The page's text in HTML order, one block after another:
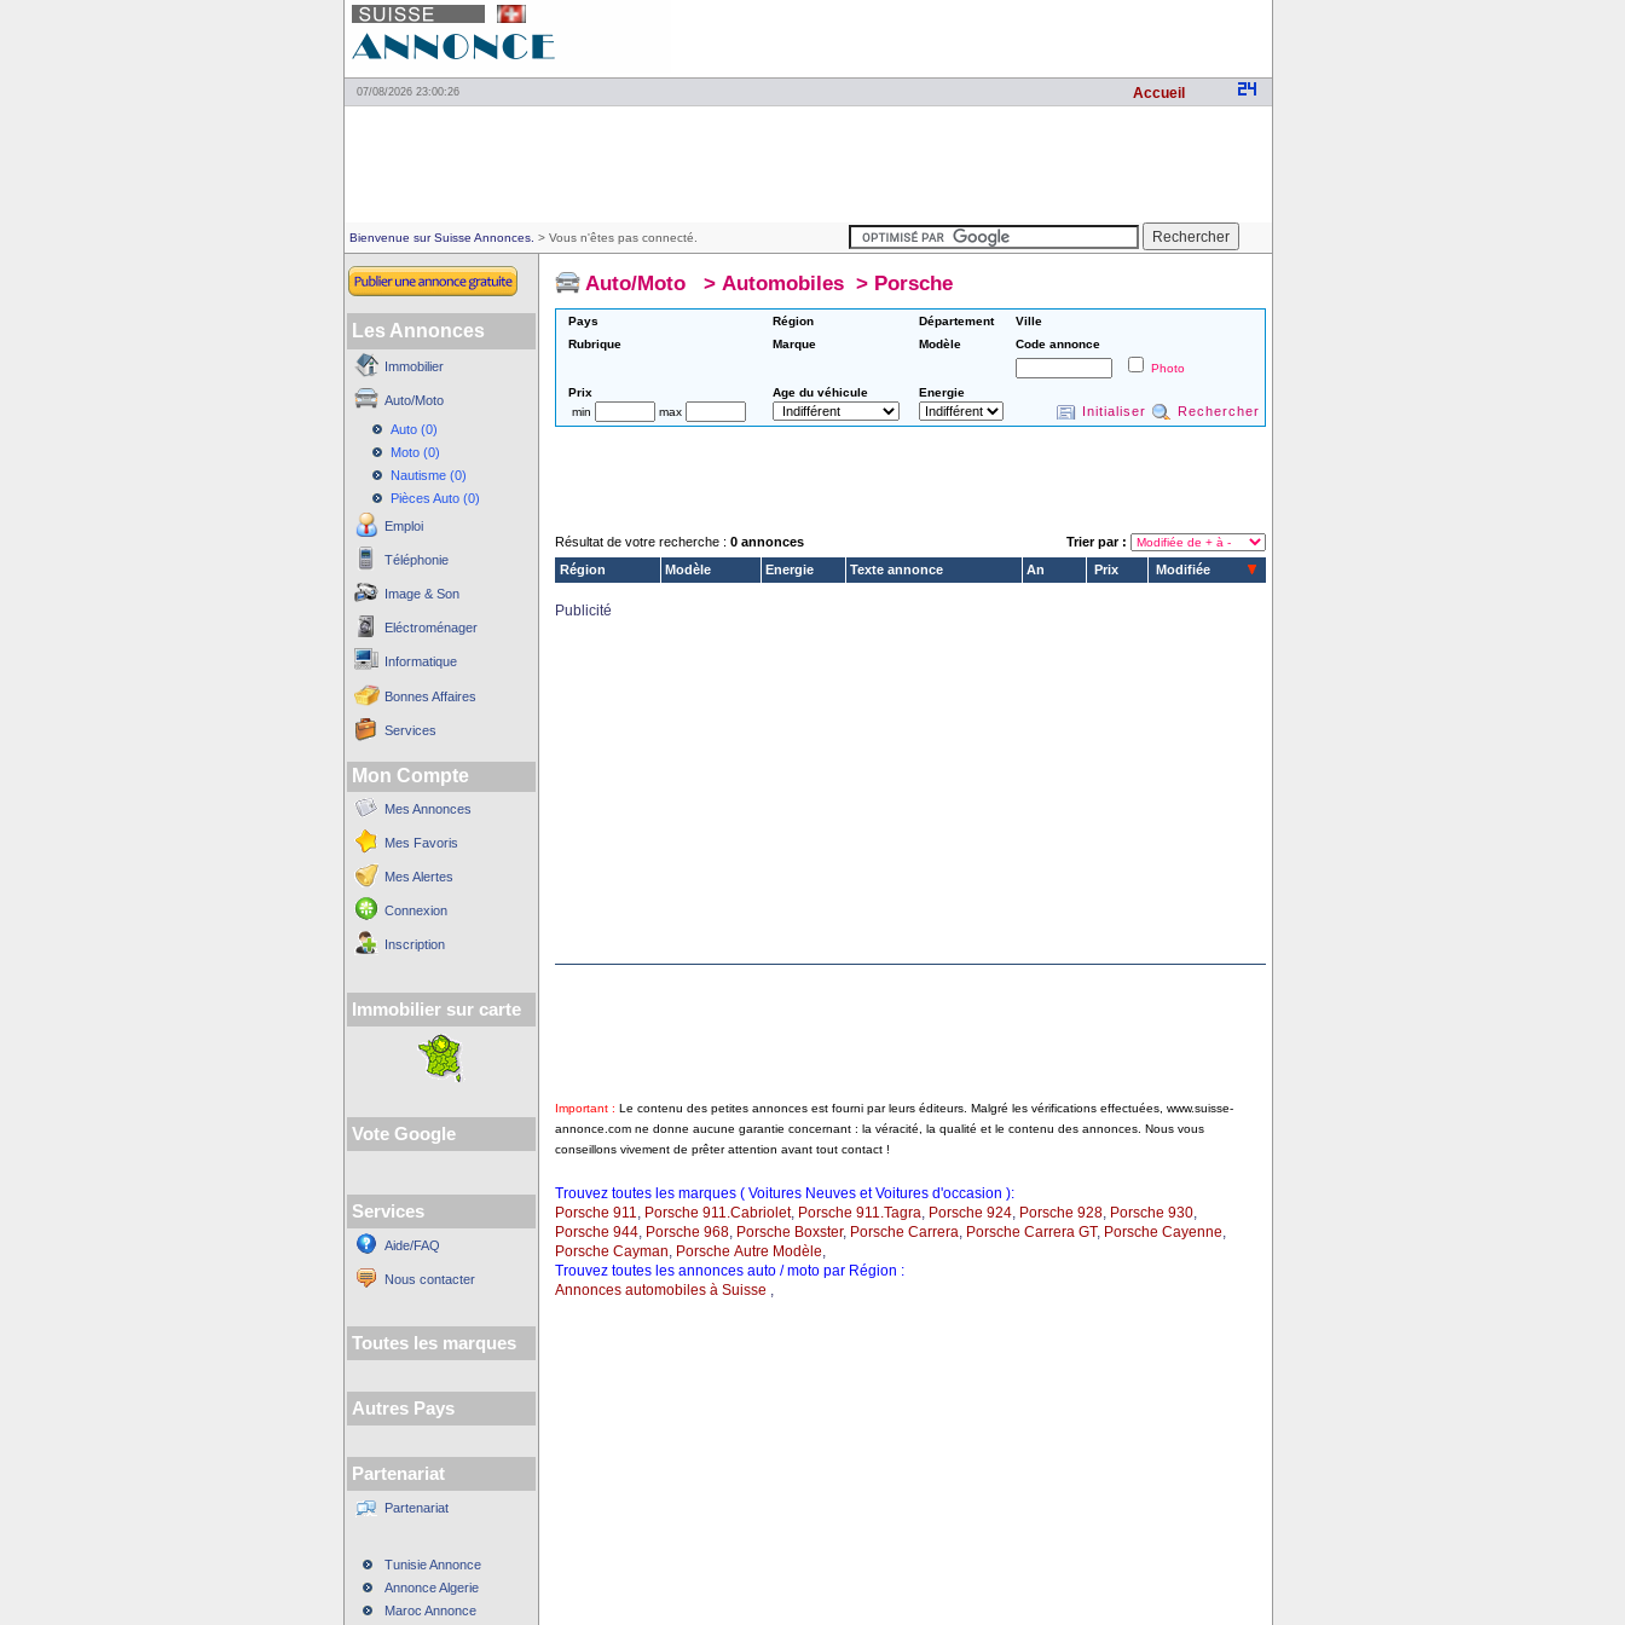
07/08/2026 23:00:26 Accueil
Bienvenue sur Suisse Annonces. > Vous n'êtes pas connecté.
Les Annonces
Immobilier
Auto/Moto
Auto (0)
Moto (0)
Nautisme (0)
Pièces Auto (0)
Emploi
Téléphonie
Image & Son
Eléctroménager
Informatique
Bonnes Affaires
Services
Mon Compte
Mes Annonces
Mes Favoris
Mes Alertes
Connexion
Inscription
Immobilier sur carte
Vote Google
Services
Aide/FAQ
Nous contacter
Toutes les marques
Autres Pays
Partenariat
Partenariat
Tunisie Annonce
Annonce Algerie
Maroc Annonce
Auto/Moto > Automobiles> Porsche
Pays Région Département
Ville
Rubrique
Marque Modèle
Code annonce
Photo
Prix
Age du véhicule
Energie
min
max Initialiser Rechercher
Résultat de votre recherche : 0 annonces
Trier par :
Région
Modèle Energie Texte annonce An Prix Modifiée
Publicité
Important : Le contenu des petites annonces est fourni par leurs éditeurs. Malgré les vérifications effectuées, www.suisse-
annonce.com ne donne aucune garantie concernant : la véracité, la qualité et le contenu des annonces. Nous vous
conseillons vivement de prêter attention avant tout contact !
Trouvez toutes les marques ( Voitures Neuves et Voitures d'occasion ):
Porsche 911, Porsche 911.Cabriolet, Porsche 911.Tagra, Porsche 924, Porsche 928, Porsche 930,
Porsche 944, Porsche 968, Porsche Boxster, Porsche Carrera, Porsche Carrera GT, Porsche Cayenne,
Porsche Cayman, Porsche Autre Modèle,
Trouvez toutes les annonces auto / moto par Région :
Annonces automobiles à Suisse ,